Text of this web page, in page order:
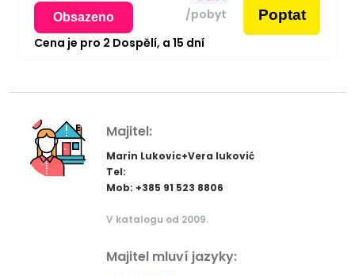
Obsazeno /pobyt Poptat
Cena je pro 2 Dospělí, a 15 dní
Majitel:
Marin Lukovic+Vera luković
Tel:
Mob: +385 91 523 8806
V katalogu od 2009.
Majitel mluví jazyky: